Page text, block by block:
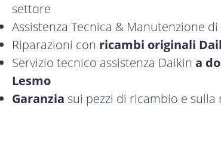
settore
Assistenza Tecnica & Manutenzione
Riparazioni con ricambi originali
Servizio tecnico assistenza Daikin a
Lesmo
Garanzia sui pezzi di ricambio e sulla